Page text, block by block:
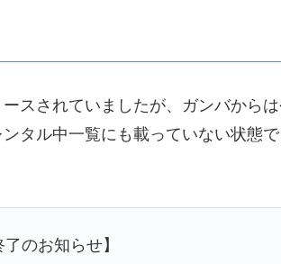
スされていましたが、ガンバから
タル中一覧にも載っていない状態
のお知らせ】